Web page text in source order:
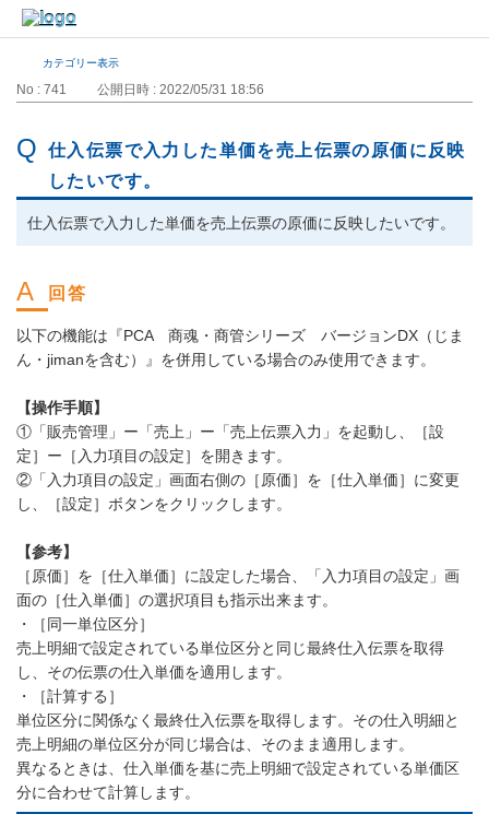
カテゴリー表示
No : 741 公開日時 : 2022/05/31 18:56
仕入伝票で入力した単価を売上伝票の原価に反映
したいです。
仕入伝票で入力した単価を売上伝票の原価に反映したいです。
以下の機能は『PCA 商魂・商管シリーズ バージョンDX（じま
ん・jimanを含む）』を併用している場合のみ使用できます。
【操作手順】
①「販売管理」ー「売上」ー「売上伝票入力」を起動し、［設
定］ー［入力項目の設定］を開きます。
②「入力項目の設定」画面右側の［原価］を［仕入単価］に変更
し、［設定］ボタンをクリックします。
【参考】
［原価］を［仕入単価］に設定した場合、「入力項目の設定」画
面の［仕入単価］の選択項目も指示出来ます。
・［同一単位区分］
売上明細で設定されている単位区分と同じ最終仕入伝票を取得
し、その伝票の仕入単価を適用します。
・［計算する］
単位区分に関係なく最終仕入伝票を取得します。その仕入明細と
売上明細の単位区分が同じ場合は、そのまま適用します。
異なるときは、仕入単価を基に売上明細で設定されている単価区
分に合わせて計算します。